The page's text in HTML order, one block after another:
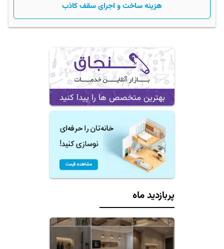
هزینه ساخت و اجرای سقف کاذب
بهترین متخصص ها را پیدا کنید
پربازدید ماه